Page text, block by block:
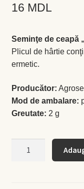
Informaţii
Ardei iute
Busuioc
Busuioc roşu
Ceapă de tuns
16 MDL
Seminţe de ceapă
Plicul de hârtie
ermetic.
Producător:
Mod de ambalare:
Greutate: 2 g